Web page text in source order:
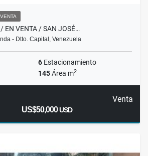
VENTA
EN VENTA / SAN JOSÉ…
- Dtto. Capital, Venezuela
6 Estacionamiento
145Área m2
Venta
US$50,000USD